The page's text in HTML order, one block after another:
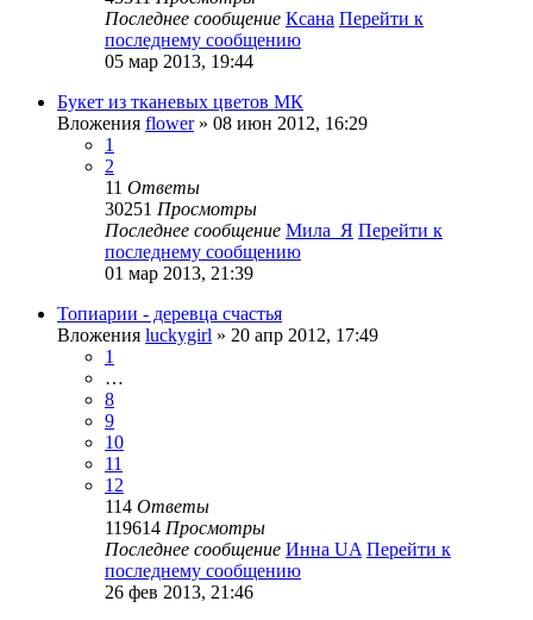
Последнее сообщение Ксана Перейти к
последнему сообщению
05 мар 2013, 19:44
Букет из тканевых цветов МК
Вложения flower» 08 июн 2012, 16:29
1
2
11 Ответы
30251 Просмотры
Последнее сообщение Мила_Я Перейти к
последнему сообщению
01 мар 2013, 21:39
Топиарии - деревца счастья
Вложения luckygirl » 20 апр 2012, 17:49
1
…
8
9
10
11
12
114 Ответы
119614 Просмотры
Последнее сообщение Инна UA Перейти к
последнему сообщению
26 фев 2013, 21:46